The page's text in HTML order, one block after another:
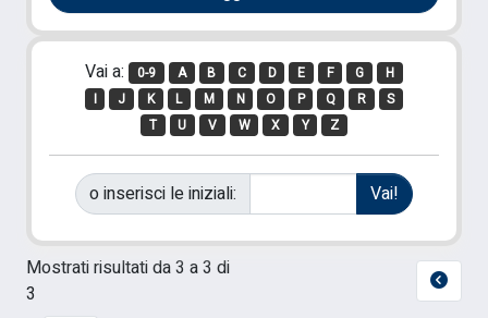
Vai a: 0-9 A B C D E F G
H
I
J K L M N O P Q R
S
T
U V W X Y Z
o inserisci le iniziali:
Mostrati risultati da 3 a 3 di
3